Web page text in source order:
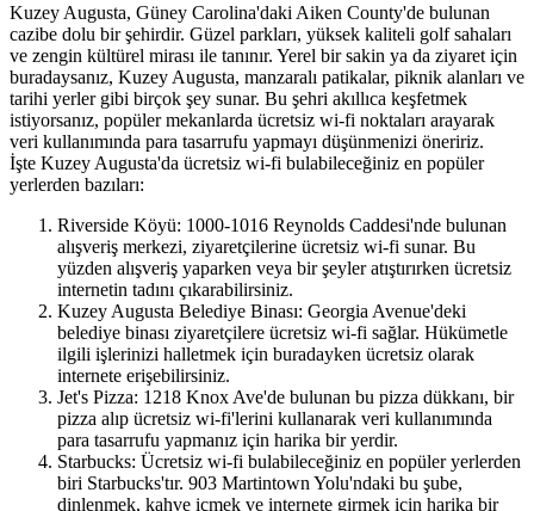
Kuzey Augusta, Güney Carolina'daki Aiken County'de bulunan
cazibe dolu bir şehirdir. Güzel parkları, yüksek kaliteli golf sahaları
ve zengin kültürel mirası ile tanınır. Yerel bir sakin ya da ziyaret için
buradaysanız, Kuzey Augusta, manzaralı patikalar, piknik alanları ve
tarihi yerler gibi birçok şey sunar. Bu şehri akıllıca keşfetmek
istiyorsanız, popüler mekanlarda ücretsiz wi-fi noktaları arayarak
veri kullanımında para tasarrufu yapmayı düşünmenizi öneririz.
İşte Kuzey Augusta'da ücretsiz wi-fi bulabileceğiniz en popüler
yerlerden bazıları:
Riverside Köyü: 1000-1016 Reynolds Caddesi'nde bulunan
alışveriş merkezi, ziyaretçilerine ücretsiz wi-fi sunar. Bu
yüzden alışveriş yaparken veya bir şeyler atıştırırken ücretsiz
internetin tadını çıkarabilirsiniz.
Kuzey Augusta Belediye Binası: Georgia Avenue'deki
belediye binası ziyaretçilere ücretsiz wi-fi sağlar. Hükümetle
ilgili işlerinizi halletmek için buradayken ücretsiz olarak
internete erişebilirsiniz.
Jet's Pizza: 1218 Knox Ave'de bulunan bu pizza dükkanı, bir
pizza alıp ücretsiz wi-fi'lerini kullanarak veri kullanımında
para tasarrufu yapmanız için harika bir yerdir.
Starbucks: Ücretsiz wi-fi bulabileceğiniz en popüler yerlerden
biri Starbucks'tır. 903 Martintown Yolu'ndaki bu şube,
dinlenmek, kahve içmek ve internete girmek için harika bir